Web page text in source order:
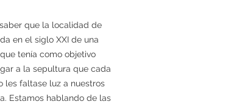
que la localidad de
en el siglo XXI de una
tenía como objetivo
a la sepultura que cada
les faltase luz a nuestros
Estamos hablando de las